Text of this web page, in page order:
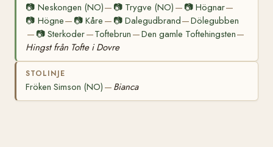
📷 Neskongen (NO)— 📷 Trygve (NO) — 📷 Högnar—
📷 Högne— 📷Kåre — 📷 Dalegudbrand—Dölegubben
— 📷Sterkoder—Toftebrun —Den gamle Toftehingsten—
Hingst från Tofte i Dovre
STOLINJE
Fröken Simson (NO) — Bianca